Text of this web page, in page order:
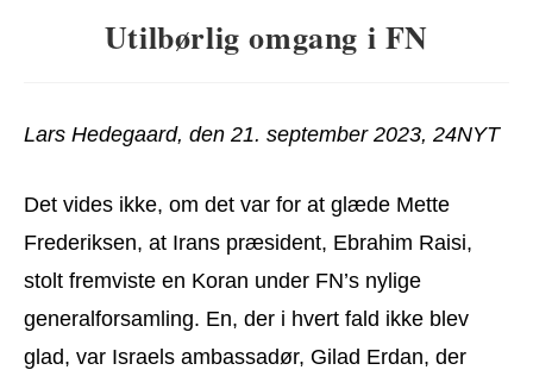
Utilbørlig omgang i FN
Lars Hedegaard, den 21. september 2023, 24NYT
Det vides ikke, om det var for at glæde Mette
Frederiksen, at Irans præsident, Ebrahim Raisi,
stolt fremviste en Koran under FN’s nylige
generalforsamling. En, der i hvert fald ikke blev
glad, var Israels ambassadør, Gilad Erdan, der